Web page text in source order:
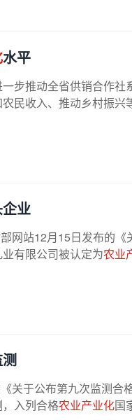
水平
步推动全省供销合作社
民收入、推动乡村振兴
业
网站12月15日发布的《
有限公司被认定为农业
关于公布第九次监测合
入列合格农业产业化国